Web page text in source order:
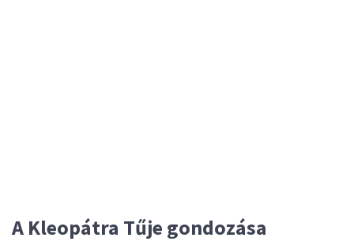
A Kleopátra Tűje gondozása